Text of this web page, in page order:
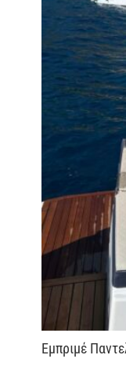
Εμπριμέ